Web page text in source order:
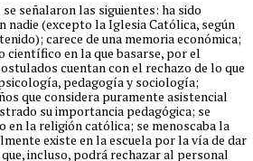
señalaron las siguientes: ha sido
nadie (excepto la Iglesia Católica, según
carece de una memoria económica;
científico en la que basarse, por el
cuentan con el rechazo de lo que
pedagogía y sociología;
que considera puramente asistencial
su importancia pedagógica; se
en la religión católica; se menoscaba la
existe en la escuela por la vía de dar
incluso, podrá rechazar al personal